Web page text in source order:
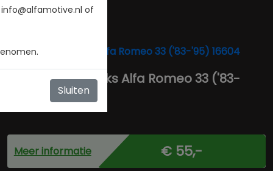
Achterlicht links Alfa Romeo 33 ('83-
'95) 16604
Meer informatie € 55,-
of
Sluiten